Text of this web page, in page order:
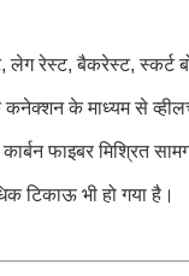
लेग रेस्ट, बैकरेस्ट, स्कर्ट
के माध्यम से
फाइबर मिश्रित
टिकाऊ भी हो गया है।